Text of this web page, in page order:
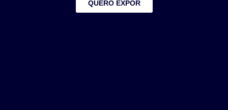
QUERO EXPOR